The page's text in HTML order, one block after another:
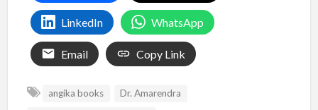
LinkedIn WhatsApp
Email Copy Link
angika books
Dr. Amarendra